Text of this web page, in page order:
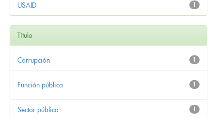
1
USAID
Título
1
Corrupción
1
Función pública
1
Sector público